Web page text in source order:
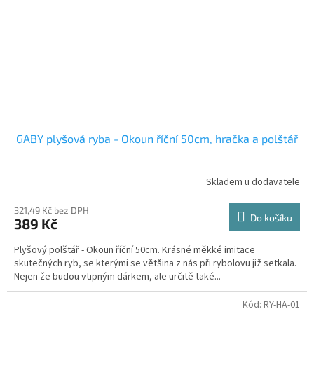
GABY plyšová ryba - Okoun říční 50cm, hračka a polštář
Skladem u dodavatele
321,49 Kč bez DPH
389 Kč Do košíku
Plyšový polštář - Okoun říční 50cm. Krásné měkké imitace
skutečných ryb, se kterými se většina z nás při rybolovu již setkala.
Nejen že budou vtipným dárkem, ale určitě také...
Kód: RY-HA-01